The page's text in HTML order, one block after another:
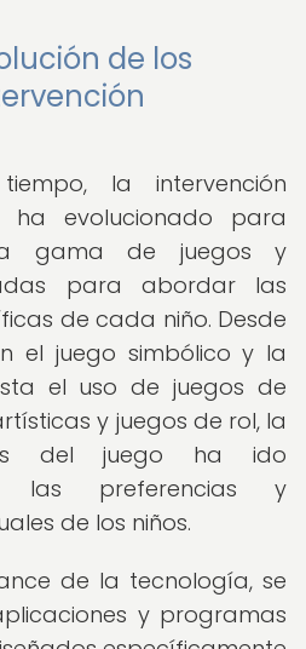
de los
la intervención
ha evolucionado para
gama de juegos y
para abordar las
de cada niño. Desde
el juego simbólico y la
el uso de juegos de
y juegos de rol, la
del juego ha ido
las preferencias y
de los niños.
de la tecnología, se
y programas